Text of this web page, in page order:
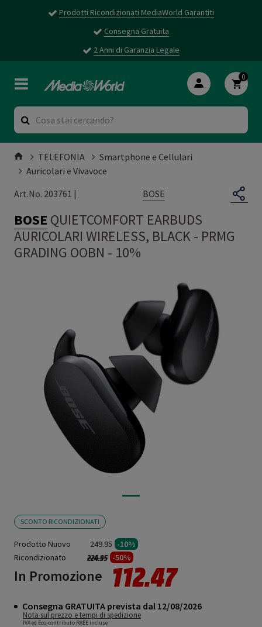
Prodotti Ricondizionati MediaWorld Garantiti
Consegna Gratuita
2 Anni di Garanzia Legale
0
TELEFONIA
Smartphone e Cellulari
Auricolari e Vivavoce
Art.No. 203761 |
BOSE
BOSE QUIETCOMFORT EARBUDS
AURICOLARI WIRELESS, BLACK- PRMG
GRADING OOBN - 10%
SCONTO RICONDIZIONATI
Prodotto Nuovo 249.95 -10%
Ricondizionato
Prezzo ridotto da
224.95a -50%
In Promozione 112.47
Consegna GRATUITA prevista dal 12/08/2026
Nota sul prezzo e tempi di spedizione
IVA ed Eco-contributo RAEE incluse